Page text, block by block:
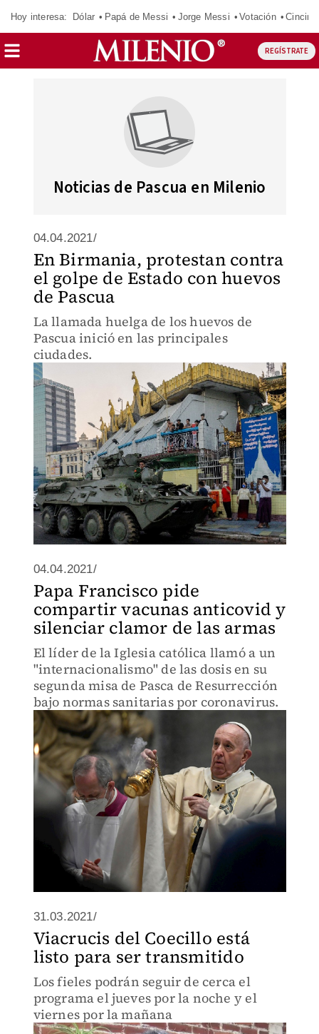
Hoy interesa: Dólar Papá de Messi Jorge Messi Votación
REGÍSTRATE
Noticias de Pascua en Milenio
04.04.2021/
En Birmania, protestan contra
el golpe de Estado con huevos
de Pascua
La llamada huelga de los huevos de
Pascua inició en las principales
ciudades.
04.04.2021/
Papa Francisco pide
compartir vacunas anticovid y
silenciar clamor de las armas
El líder de la Iglesia católica llamó a un
"internacionalismo" de las dosis en su
segunda misa de Pasca de Resurrección
bajo normas sanitarias por coronavirus.
31.03.2021/
Viacrucis del Coecillo está
listo para ser transmitido
Los fieles podrán seguir de cerca el
programa el jueves por la noche y el
viernes por la mañana